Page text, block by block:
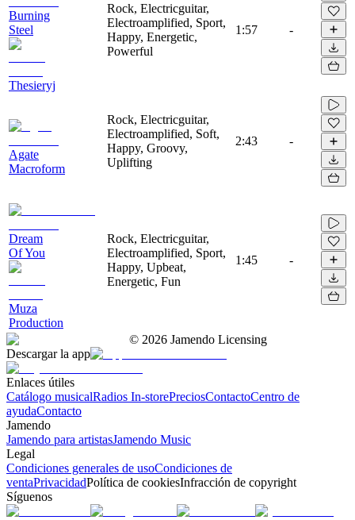
Burning
Steel
Thesieryj
Rock, Electricguitar,
Electroamplified, Sport,
Happy, Energetic,
Powerful
1:57 -
Agate
Macroform
Rock, Electricguitar,
Electroamplified, Soft,
Happy, Groovy,
Uplifting
2:43 -
Dream
Of You
Muza
Production
Rock, Electricguitar,
Electroamplified, Sport,
Happy, Upbeat,
Energetic, Fun
1:45 -
© 2026 Jamendo Licensing
Descargar la app
Enlaces útiles
Catálogo musicalRadios In-storePreciosContactoCentro de
ayudaContacto
Jamendo
Jamendo para artistasJamendo Music
Legal
Condiciones generales de usoCondiciones de
ventaPrivacidadPolítica de cookiesInfracción de copyright
Síguenos